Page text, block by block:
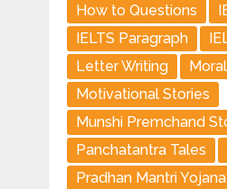
How to Questions
IELTS Paragraph
Letter Writing
Motivational Stories
Munshi Premchand
Panchatantra Tales
Pradhan Mantri Yojana